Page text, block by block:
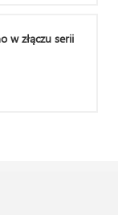
w złączu serii